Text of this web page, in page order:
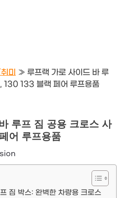
미 » 루프랙 가로 사이드 바 루
130 133 블랙 페어 루프용품
루프 짐 공용 크로스 사
어 루프용품
짐 박스: 완벽한 차량용 크로스